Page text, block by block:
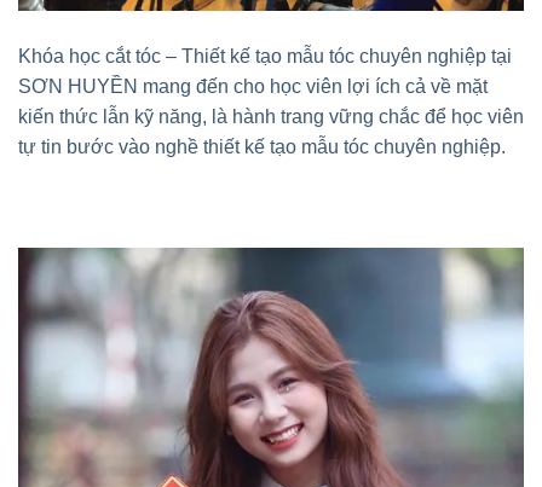
Khóa học cắt tóc – Thiết kế tạo mẫu tóc chuyên nghiệp tại
SƠN HUYỀN mang đến cho học viên lợi ích cả về mặt
kiến thức lẫn kỹ năng, là hành trang vững chắc để học viên
tự tin bước vào nghề thiết kế tạo mẫu tóc chuyên nghiệp.